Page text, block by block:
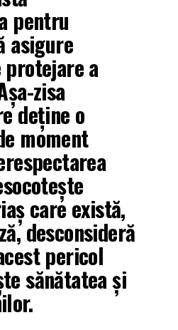
pentru
asigure
a
zisa
deține o
moment
care există,
desconsideră
pericol
sănătatea și